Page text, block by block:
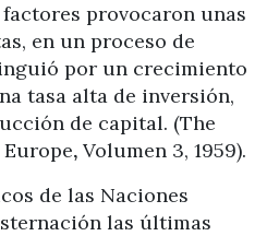
provocaron unas
en un proceso de
por un crecimiento
tasa alta de inversión,
de capital. (The
, Volumen 3, 1959).
de las Naciones
las últimas